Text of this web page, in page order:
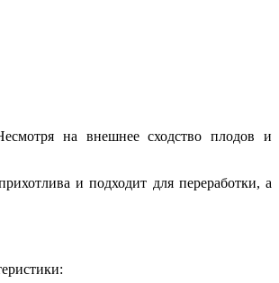
на внешнее сходство плодов и
и подходит для переработки, а